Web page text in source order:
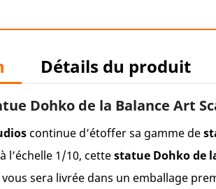
Détails du produit
Dohko de la Balance Art
continue d’étoffer sa gamme de
l’échelle 1/10, cettestatue Dohko de
vous sera livrée dans un emballage